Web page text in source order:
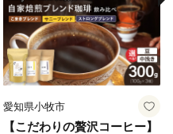
愛知県小牧市
【こだわりの贅沢コーヒー】